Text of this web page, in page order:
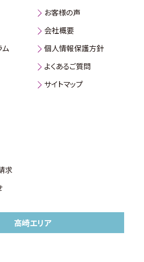
ム
お客様の声
会社概要
個人情報保護方針
よくあるご質問
サイトマップ
求
高崎エリア